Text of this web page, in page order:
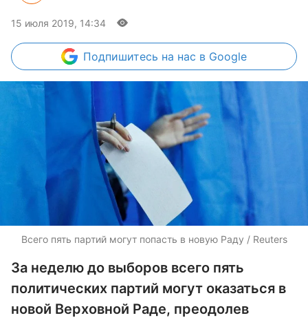
15 июля 2019, 14:34
Подпишитесь на нас в Google
Всего пять партий могут попасть в новую Раду / Reuters
За неделю до выборов всего пять
политических партий могут оказаться в
новой Верховной Раде, преодолев